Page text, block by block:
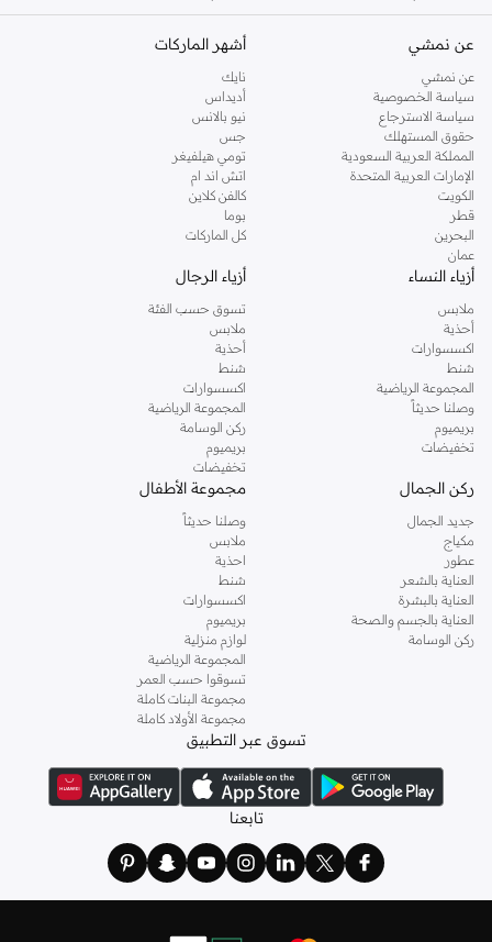
عن نمشي
عن نمشي
سياسة الخصوصية
سياسة الاسترجاع
حقوق المستهلك
المملكة العربية السعودية
الإمارات العربية المتحدة
الكويت
قطر
البحرين
عمان
أشهر الماركات
نايك
أديداس
نيو بالانس
جس
تومي هيلفيغر
اتش اند ام
كالفن كلاين
بوما
كل الماركات
أزياء النساء
ملابس
أحذية
اكسسوارات
شنط
المجموعة الرياضية
وصلنا حديثاً
بريميوم
تخفيضات
أزياء الرجال
تسوق حسب الفئة
ملابس
أحذية
شنط
اكسسوارات
المجموعة الرياضية
ركن الوسامة
بريميوم
تخفيضات
ركن الجمال
جديد الجمال
مكياج
عطور
العناية بالشعر
العناية بالبشرة
العناية بالجسم والصحة
ركن الوسامة
مجموعة الأطفال
وصلنا حديثاً
ملابس
احذية
شنط
اكسسوارات
بريميوم
لوازم منزلية
المجموعة الرياضية
تسوقوا حسب العمر
مجموعة البنات كاملة
مجموعة الأولاد كاملة
تسوق عبر التطبيق
تابعنا